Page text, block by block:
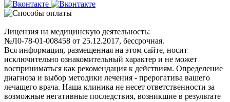
Лицензия на медицинскую деятельность:
№Л0-78-01-008458 от 25.12.2017, бессрочная.
Вся информация, размещенная на этом сайте, носит
исключительно ознакомительный характер и не может
восприниматься как рекомендация к действиям. Определение
диагноза и выбор методики лечения - прерогатива вашего
лечащего врача. Наша клиника не несет ответственности за
возможные негативные последствия, возникшие в результате